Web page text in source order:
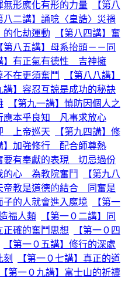
無形應化有形的力量
【第八
八二講】誦唸〈皇誥〉災禍
的化劫運動
【第八四講】奮
第八五講】母系抬頭－－同
】有正氣有德性 吉神擁
不在更須奮鬥
【第八八講】
講】容忍互諒是成功的秘訣
【第九一講】慎防因個人之
應本乎良知 凡事求放心
上帝巡天
【第九四講】修
】加強修行 配合師尊熱
要有奉獻的表現 切忌過份
的心 為教院奮鬥
【第九八
帝教是道德的結合 同奮是
子的人就會進入魔境
【第一
福人類
【第一０二講】同
正確的奮鬥思想
【第一０四
【第一０五講】修行的深處
刻
【第一０七講】真正的道
【第一０九講】富士山的祈禱